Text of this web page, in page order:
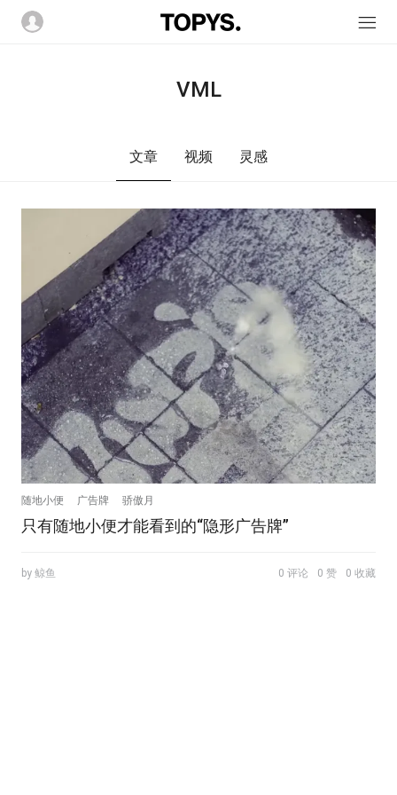
VML
文章 视频 灵感
随地小便 广告牌 骄傲月
只有随地小便才能看到的“隐形广告牌”
by 鲸鱼 0 评论 0 赞 0 收藏